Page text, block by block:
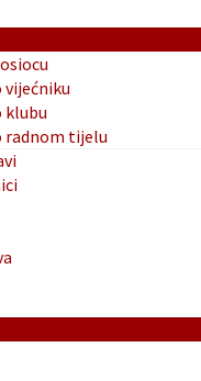
klubu
radnom tijelu